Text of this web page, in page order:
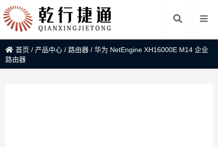
首页 / 产品中心 / 路由器 /华为 NetEngine XH16000E M14 企业
路由器